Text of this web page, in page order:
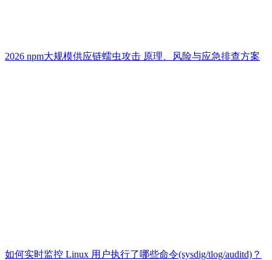
2026 npm大规模供应链蠕虫攻击 原理、风险与应急排查方案
如何实时监控 Linux 用户执行了哪些命令(sysdig/tlog/auditd)？